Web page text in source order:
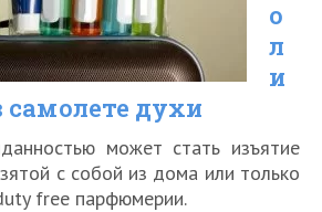
о
л
и
самолете духи
может стать изъятие
с собой из дома или только
free парфюмерии.